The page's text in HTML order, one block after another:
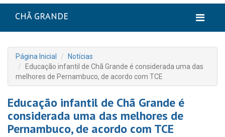
CHÃ GRANDE
Página Inicial
Notícias
Educação infantil de Chã Grande é considerada uma das
melhores de Pernambuco, de acordo com TCE
Educação infantil de Chã Grande é
considerada uma das melhores de
Pernambuco, de acordo com TCE